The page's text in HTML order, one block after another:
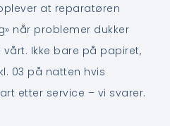
at reparatøren
når problemer dukker
Ikke bare på papiret,
03 på natten hvis
etter service – vi svarer.